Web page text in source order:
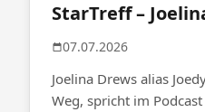
StarTreff –
07.07.2026
Joelina Drews alias
Weg, spricht im